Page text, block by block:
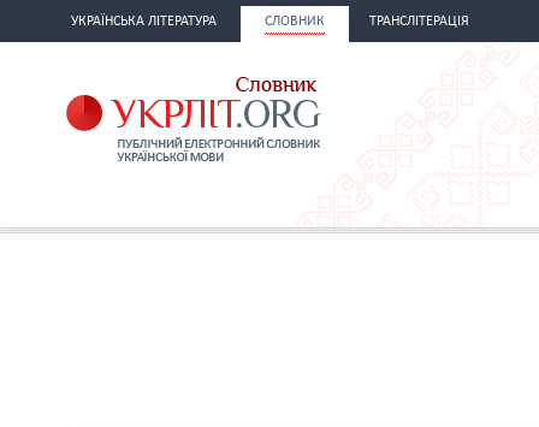
УКРАЇНСЬКА ЛІТЕРАТУРА СЛОВНИК ТРАНСЛІТЕРАЦІЯ